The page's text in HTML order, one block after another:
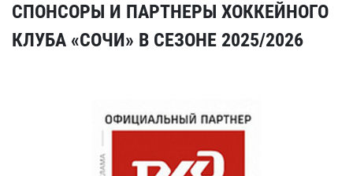
СПОНСОРЫ И ПАРТНЕРЫ ХОККЕЙНОГО
КЛУБА «СОЧИ» В СЕЗОНЕ 2025/2026